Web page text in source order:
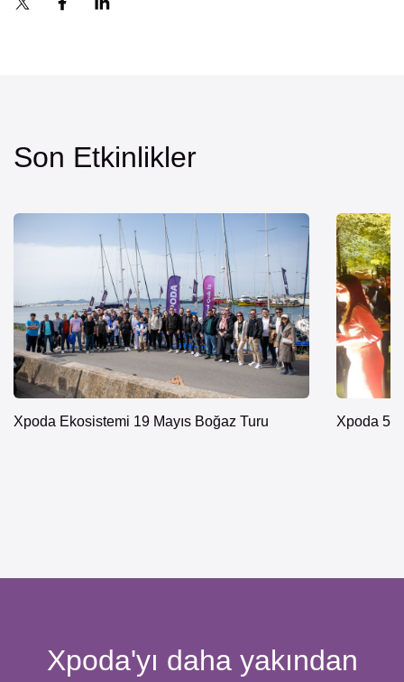
Son Etkinlikler
Xpoda Ekosistemi 19 Mayıs Boğaz Turu Xpoda 5.
Xpoda'yı daha yakından